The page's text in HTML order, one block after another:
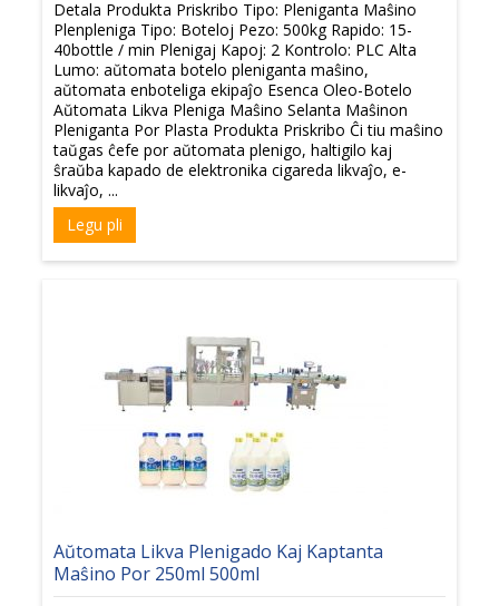
Detala Produkta Priskribo Tipo: Pleniganta Maŝino
Plenpleniga Tipo: Boteloj Pezo: 500kg Rapido: 15-
40bottle / min Plenigaj Kapoj: 2 Kontrolo: PLC Alta
Lumo: aŭtomata botelo pleniganta maŝino,
aŭtomata enboteliga ekipaĵo Esenca Oleo-Botelo
Aŭtomata Likva Pleniga Maŝino Selanta Maŝinon
Pleniganta Por Plasta Produkta Priskribo Ĉi tiu maŝino
taŭgas ĉefe por aŭtomata plenigo, haltigilo kaj
ŝraŭba kapado de elektronika cigareda likvaĵo, e-
likvaĵo, ...
Legu pli
Aŭtomata Likva Plenigado Kaj Kaptanta
Maŝino Por 250ml 500ml